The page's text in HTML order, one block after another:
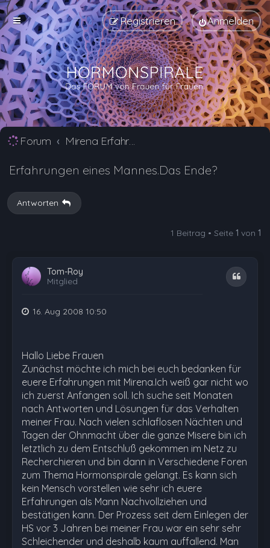
Anmelden
Registrieren
Forum Mirena Erfahrungsberichte und Nebenwirkungen
Erfahrungen eines Mannes.Das Ende?
Antworten
1 Beitrag • Seite 1 von 1
Tom-Roy
Mitglied
Zitat
16. Aug 2008 10:50
Hallo Liebe Frauen
Zunächst möchte ich mich bei euch bedanken für
euere Erfahrungen mit Mirena.Ich weiß gar nicht wo
ich zuerst Anfangen soll. Ich suche seit Monaten
nach Antworten und Lösungen für das Verhalten
meiner Frau. Nach vielen schlaflosen Nächten und
Tagen der Ohnmacht über die ganze Misere bin ich
letztlich zu dem Entschluß gekommen im Netz zu
Recherchieren und bin dann in Verschiedene Foren
zum Thema Hormonspirale gelangt. Es kann sich
kein Mensch vorstellen wie sehr ich euere
Erfahrungen als Mann Nachvollziehen und
bestätigen kann. Der Prozess seit dem Einlegen der
HS vor 3 Jahren bei meiner Frau war ein sehr sehr
Schleichender und deshalb kaum auffallend. Man